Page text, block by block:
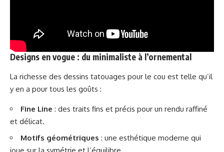
Designs en vogue : du minimaliste à l’ornemental
La richesse des dessins tatouages pour le cou est telle qu’il
y en a pour tous les goûts :
Fine Line : des traits fins et précis pour un rendu raffiné
et délicat.
Motifs géométriques : une esthétique moderne qui
joue sur la symétrie et l’équilibre.